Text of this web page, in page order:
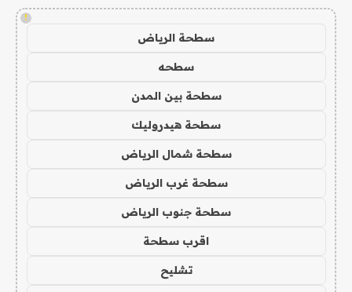
!
سطحة الرياض
سطحه
سطحة بين المدن
سطحة هيدروليك
سطحة شمال الرياض
سطحة غرب الرياض
سطحة جنوب الرياض
اقرب سطحة
تشليح